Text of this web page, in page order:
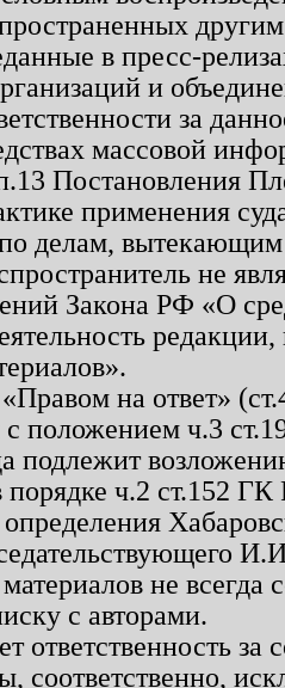
в пресс-
и
за
массовой
Постановления
применения
делам, вытекающим
не
Закона РФ «О
«Правом на ответ»
с положением ч.3
подлежит
ч.2 ст.152
не
с авторами.
ответственность
соответственно,